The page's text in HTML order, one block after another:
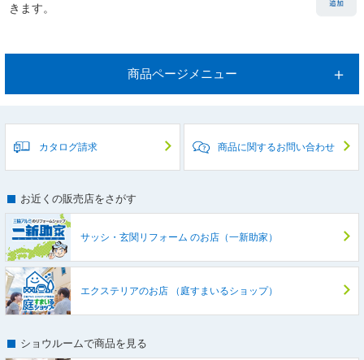
きます。
商品ページメニュー
カタログ請求 商品に関するお問い合わせ
お近くの販売店をさがす
サッシ・玄関リフォーム のお店（一新助家）
エクステリアのお店（庭すまいるショップ）
ショウルームで商品を見る